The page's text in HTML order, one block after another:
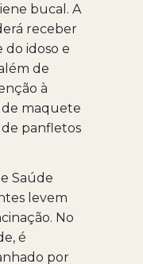
bucal. A
receber
do idoso e
de
à
maquete
panfletos
Saúde
levem
No
é
por